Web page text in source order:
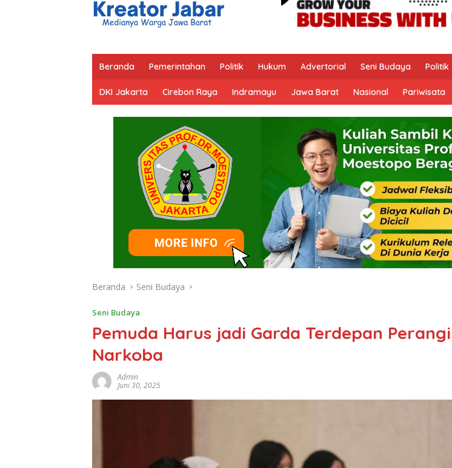
Beranda Pemerintahan Politik Hukum Advertorial Seni Budaya Politik
DKI Jakarta Cirebon Raya Indramayu Jawa Barat Nasional Pariwisata
Beranda Seni Budaya
Seni Budaya
Pemuda Harus jadi Garda Terdepan Perangi
Narkoba
Admin
Juni 30, 2025